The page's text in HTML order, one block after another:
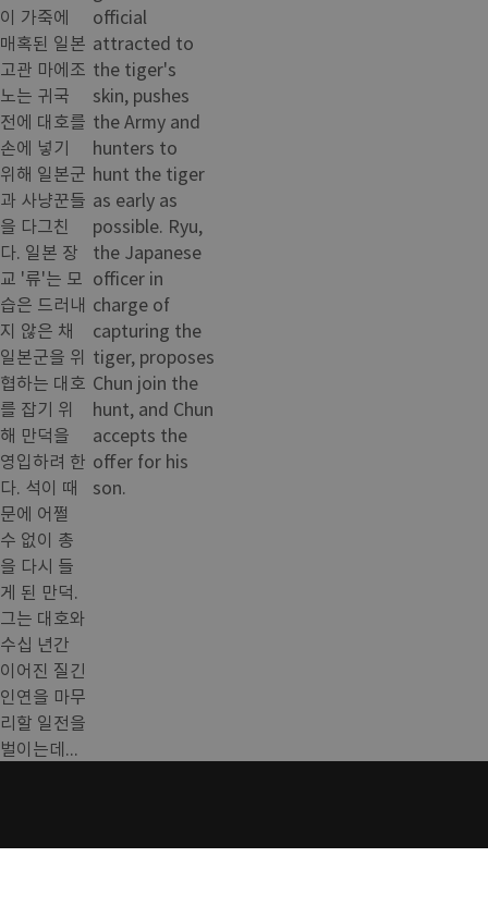
이 가죽에
매혹된 일본
고관 마에조
노는 귀국
전에 대호를
손에 넣기
위해 일본군
과 사냥꾼들
을 다그친
다. 일본 장
교 '류'는 모
습은 드러내
지 않은 채
일본군을 위
협하는 대호
를 잡기 위
해 만덕을
영입하려 한
다. 석이 때
문에 어쩔
수 없이 총
을 다시 들
게 된 만덕.
그는 대호와
수십 년간
이어진 질긴
인연을 마무
리할 일전을
벌이는데...
official
attracted to
the tiger's
skin, pushes
the Army and
hunters to
hunt the tiger
as early as
possible. Ryu,
the Japanese
officer in
charge of
capturing the
tiger, proposes
Chun join the
hunt, and Chun
accepts the
offer for his
son.